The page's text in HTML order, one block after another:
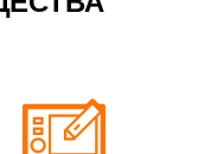
и вечернее